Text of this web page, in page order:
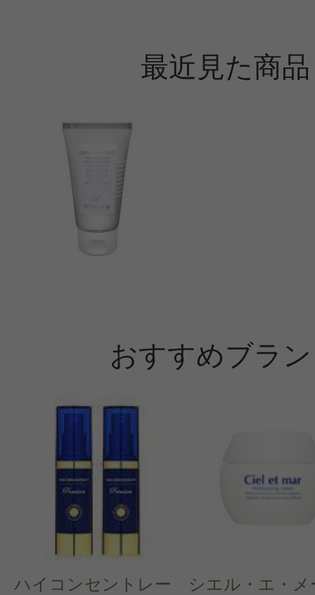
最近見た商品
おすすめブラ
ハイコンセントレー
シエル・エ・メ